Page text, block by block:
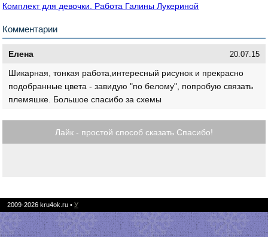
Комплект для девочки. Работа Галины Лукериной
Комментарии
Елена 20.07.15
Шикарная, тонкая работа,интересный рисунок и прекрасно
подобранные цвета - завидую "по белому", попробую связать
племяшке. Большое спасибо за схемы
Лайк - простой способ сказать Спасибо!
2009-2026 kru4ok.ru • У